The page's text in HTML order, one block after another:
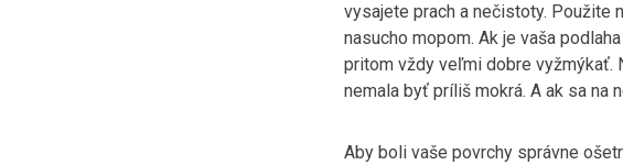
vysajete prach a nečistoty. Použite
nasucho mopom. Ak je vaša
pritom vždy veľmi dobre vyžmýkať.
nemala byť príliš mokrá. A ak sa na
Aby boli vaše povrchy správne